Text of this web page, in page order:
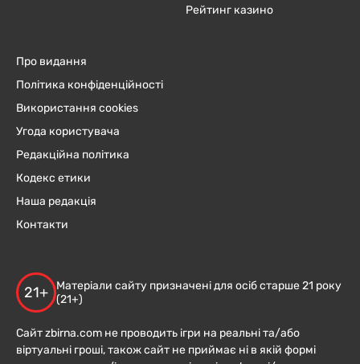
Рейтинг казино
Про видання
Політика конфіденційності
Використання cookies
Угода користувача
Редакційна політика
Кодекс етики
Наша редакція
Контакти
21+
Матеріали сайту призначені для осіб старше 21 року
(21+)
Сайт zbirna.com не проводить ігри на реальні та/або
віртуальні гроші, також сайт не приймає ні в якій формі